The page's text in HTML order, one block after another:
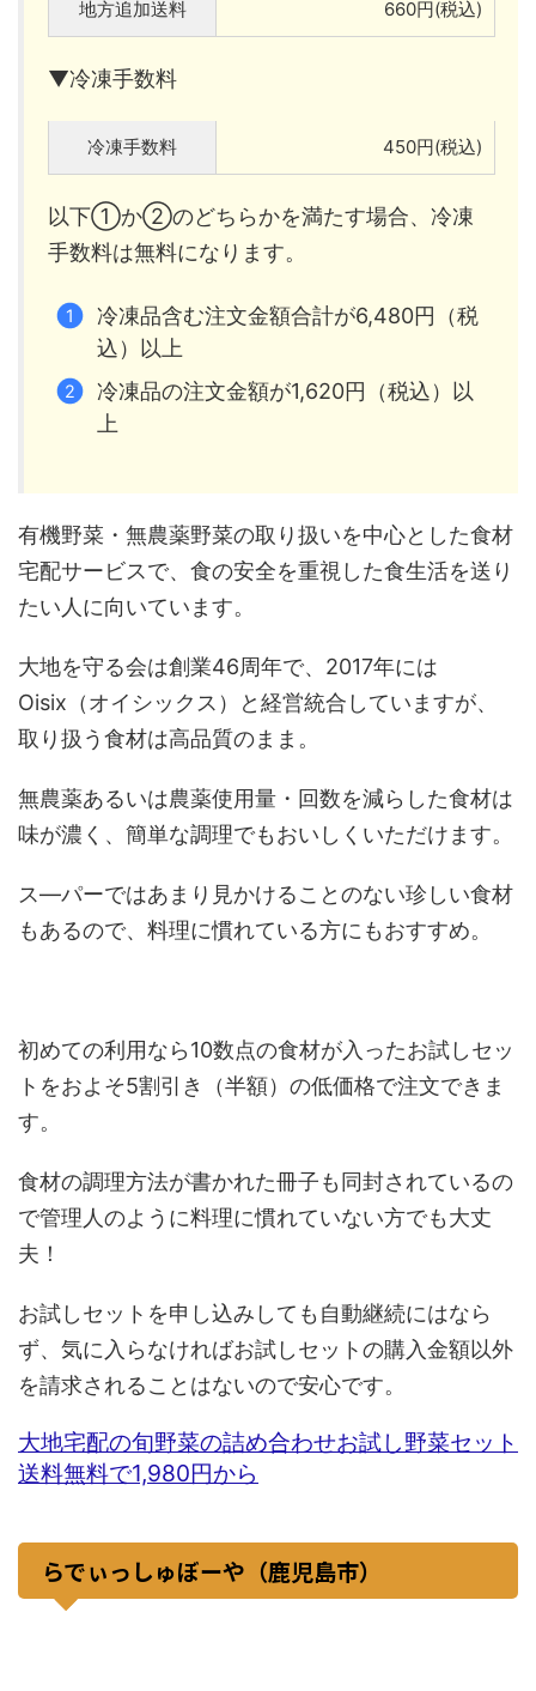
地方追加送料 660円(税込)
▼冷凍手数料
冷凍手数料 450円(税込)
以下①か②のどちらかを満たす場合、冷凍
手数料は無料になります。
冷凍品含む注文金額合計が6,480円（税
込）以上
冷凍品の注文金額が1,620円（税込）以
上
有機野菜・無農薬野菜の取り扱いを中心とした食材
宅配サービスで、食の安全を重視した食生活を送り
たい人に向いています。
大地を守る会は創業46周年で、2017年には
Oisix（オイシックス）と経営統合していますが、
取り扱う食材は高品質のまま。
無農薬あるいは農薬使用量・回数を減らした食材は
味が濃く、簡単な調理でもおいしくいただけます。
ス―パーではあまり見かけることのない珍しい食材
もあるので、料理に慣れている方にもおすすめ。
初めての利用なら10数点の食材が入ったお試しセッ
トをおよそ5割引き（半額）の低価格で注文できま
す。
食材の調理方法が書かれた冊子も同封されているの
で管理人のように料理に慣れていない方でも大丈
夫！
お試しセットを申し込みしても自動継続にはなら
ず、気に入らなければお試しセットの購入金額以外
を請求されることはないので安心です。
大地宅配の旬野菜の詰め合わせお試し野菜セット
送料無料で1,980円から
らでぃっしゅぼーや（鹿児島市）